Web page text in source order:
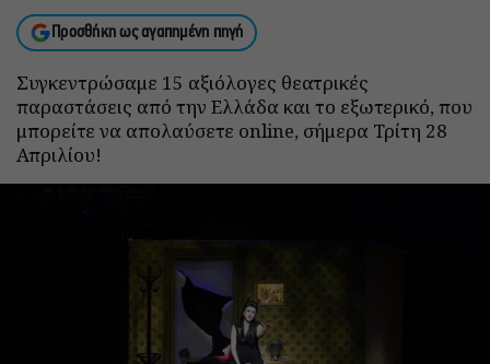
Προσθήκη ως αγαπημένη πηγή
Συγκεντρώσαμε 15 αξιόλογες θεατρικές
παραστάσεις από την Ελλάδα και το εξωτερικό, που
μπορείτε να απολαύσετε online, σήμερα Τρίτη 28
Απριλίου!